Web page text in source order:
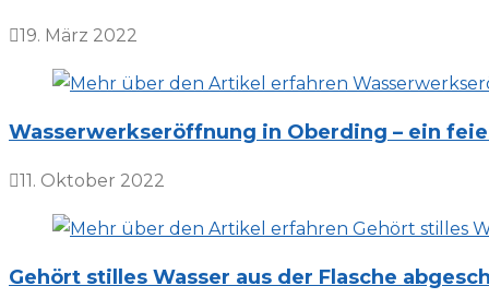
19. März 2022
Wasserwerkseröffnung in Oberding – ein
11. Oktober 2022
Gehört stilles Wasser aus der Flasche